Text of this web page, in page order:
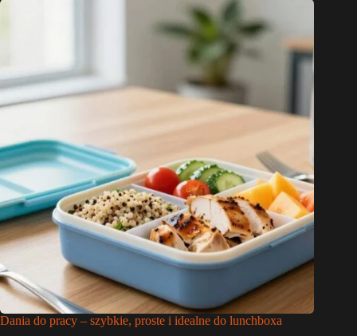
Dania do pracy – szybkie, proste i idealne do lunchboxa